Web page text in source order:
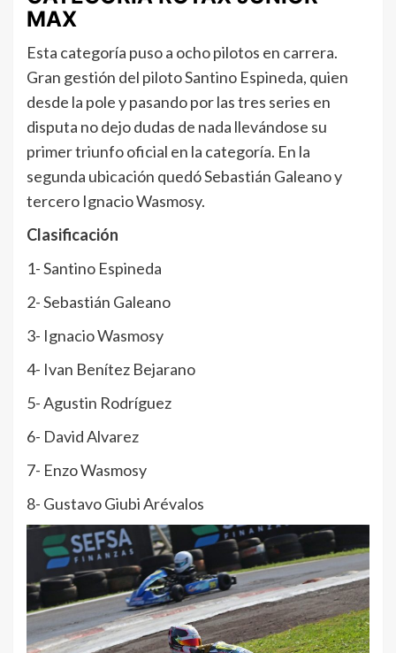
MAX
Esta categoría puso a ocho pilotos en carrera.
Gran gestión del piloto Santino Espineda, quien
desde la pole y pasando por las tres series en
disputa no dejo dudas de nada llevándose su
primer triunfo oficial en la categoría. En la
segunda ubicación quedó Sebastián Galeano y
tercero Ignacio Wasmosy.
Clasificación
1- Santino Espineda
2- Sebastián Galeano
3- Ignacio Wasmosy
4- Ivan Benítez Bejarano
5- Agustin Rodríguez
6- David Alvarez
7- Enzo Wasmosy
8- Gustavo Giubi Arévalos